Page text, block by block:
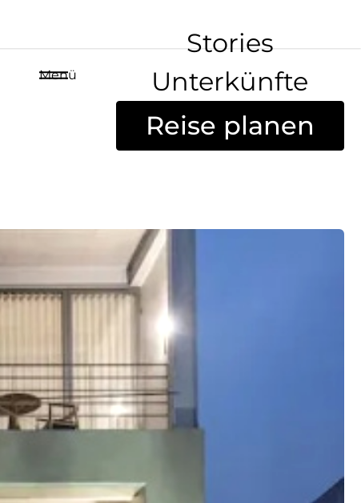
Menü
Stories
Unterkünfte
Reise planen